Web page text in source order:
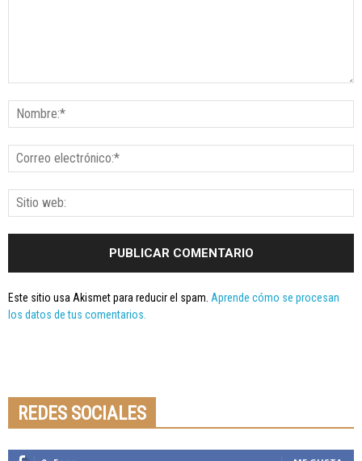
Este sitio usa Akismet para reducir el spam. Aprende cómo se procesan
los datos de tus comentarios.
REDES SOCIALES